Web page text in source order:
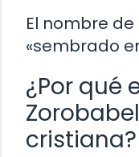
El nombre
«sembrado
¿Por qué
cristiana?